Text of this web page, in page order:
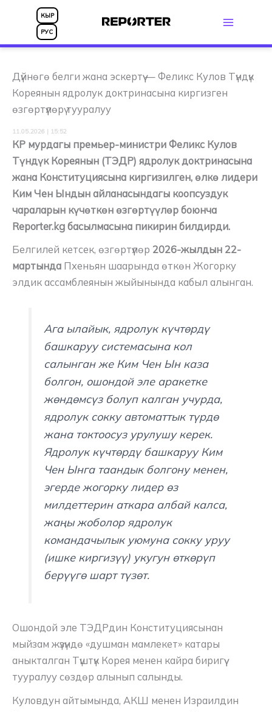
КЫР
РУС
Дүйнөгө белги жана эскертүү — Феликс Кулов Түндүк
Кореянын ядролук доктринасына киргизген
өзгөртүүлөрү тууралуу
11.05.2026 | 15:52
КР мурдагы премьер-министри Феликс Кулов
Түндүк Кореянын (ТЭДР) ядролук доктринасына
жана Конституциясына киргизилген, өлкө лидери
Ким Чен Ындын айланасындагы коопсуздук
чараларын күчөткөн өзгөртүүлөр боюнча
Reporter.kg басылмасына пикирин билдирди.
Белгилей кетсек, өзгөртүүлөр 2026-жылдын 22-
мартында Пхеньян шаарында өткөн Жогорку
элдик ассамблеянын жыйынында кабыл алынган.
Ага ылайык, ядролук күчтөрдү
башкаруу системасына кол
салынган же Ким Чен Ын каза
болгон, ошондой эле аракетке
жөндөмсүз болуп калган учурда,
ядролук сокку автоматтык түрдө
жана токтоосуз урулушу керек.
Ядролук күчтөрдү башкаруу Ким
Чен Ынга таандык болгону менен,
эгерде жогорку лидер өз
милдеттерин аткара албай калса,
жаңы жоболор ядролук
командачылык уюмуна сокку уруу
(ишке киргизүү) укугун өткөрүп
берүүгө шарт түзөт.
Ошондой эле ТЭДРдин Конституциясынан
мыйзам жүзүндө «душман мамлекет» катары
аныкталган Түштүк Корея менен кайра биригүү
тууралуу сөздөр алынып салынды.
Куловдун айтымында, АКШ менен Израилдин